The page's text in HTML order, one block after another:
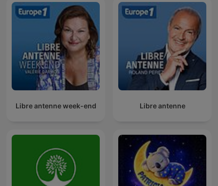
Libre antenne week-end Libre antenne